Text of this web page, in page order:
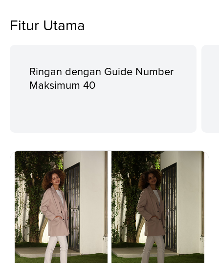
Fitur Utama
Ringan dengan Guide Number
Maksimum 40